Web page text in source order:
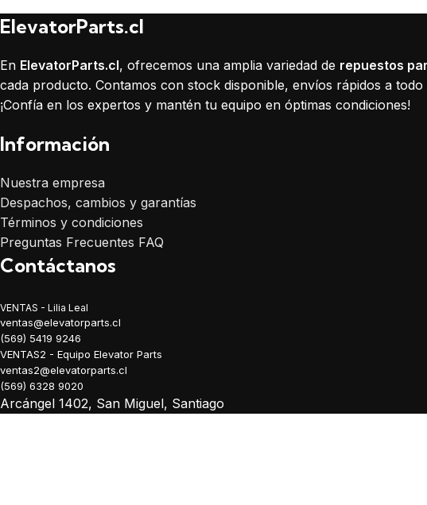
ElevatorParts.cl
En ElevatorParts.cl, ofrecemos una amplia variedad de repuestos
cada producto. Contamos con stock disponible, envíos rápidos a
¡Confía en los expertos y mantén tu equipo en óptimas condiciones!
Información
Nuestra empresa
Despachos, cambios y garantías
Términos y condiciones
Preguntas Frecuentes FAQ
Contáctanos
VENTAS - Lilia Leal
ventas@elevatorparts.cl
(569) 5419 9246
VENTAS2 - Equipo Elevator Parts
ventas2@elevatorparts.cl
(569) 6328 9020
Arcángel 1402, San Miguel, Santiago